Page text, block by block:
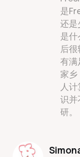
是
还是
是
后
有满
家
人
识并
研。